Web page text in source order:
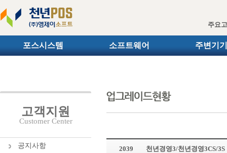
주요
포스시스템 소프트웨어 주변기기
고객지원
Customer Center
공지사항 2039 천년경영3/천년경영3CS/